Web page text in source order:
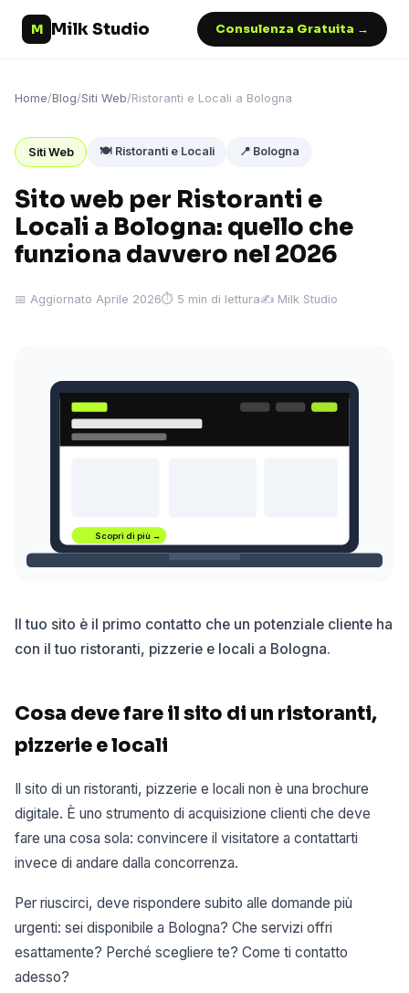
M Milk Studio Consulenza Gratuita →
Home/Blog/Siti Web/Ristoranti e Locali a Bologna
Siti Web 🍽️ Ristoranti e Locali 📍 Bologna
Sito web per Ristoranti e
Locali a Bologna: quello che
funziona davvero nel 2026
📅 Aggiornato Aprile 2026⏱ 5 min di lettura✍️ Milk Studio
Scopri di più →
Il tuo sito è il primo contatto che un potenziale cliente ha
con il tuo ristoranti, pizzerie e locali a Bologna.
Cosa deve fare il sito di un ristoranti,
pizzerie e locali
Il sito di un ristoranti, pizzerie e locali non è una brochure
digitale. È uno strumento di acquisizione clienti che deve
fare una cosa sola: convincere il visitatore a contattarti
invece di andare dalla concorrenza.
Per riuscirci, deve rispondere subito alle domande più
urgenti: sei disponibile a Bologna? Che servizi offri
esattamente? Perché scegliere te? Come ti contatto
adesso?